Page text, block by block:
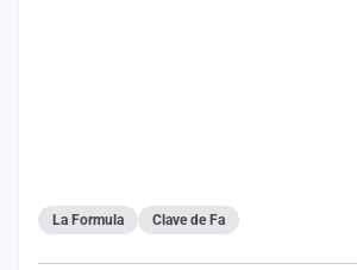
La Formula Clave de Fa